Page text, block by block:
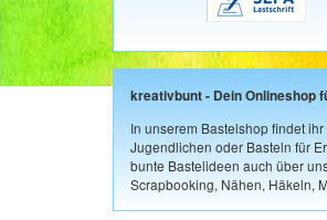
kreativbunt - Dein Onlineshop
In unserem Bastelshop findet
Jugendlichen oder Basteln für
bunte Bastelideen auch über
Scrapbooking, Nähen, Häkeln,